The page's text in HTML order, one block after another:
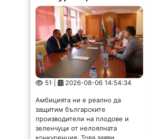
51 | 2026-08-06 14:54:34
Амбицията ни е реално да
защитим българските
производители на плодове и
зеленчуци от нелоялната
конкуренция. Това заяви